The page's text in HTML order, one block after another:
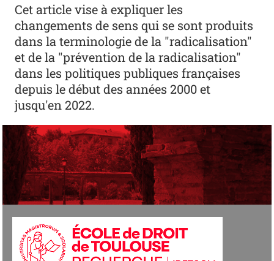
Cet article vise à expliquer les
changements de sens qui se sont produits
dans la terminologie de la "radicalisation"
et de la "prévention de la radicalisation"
dans les politiques publiques françaises
depuis le début des années 2000 et
jusqu'en 2022.